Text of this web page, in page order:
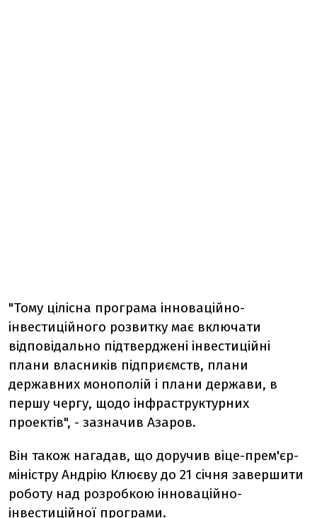
"Тому цілісна програма інноваційно-
інвестиційного розвитку має включати
відповідально підтверджені інвестиційні
плани власників підприємств, плани
державних монополій і плани держави, в
першу чергу, щодо інфраструктурних
проектів", - зазначив Азаров.
Він також нагадав, що доручив віце-прем'єр-
міністру Андрію Клюєву до 21 січня завершити
роботу над розробкою інноваційно-
інвестиційної програми.